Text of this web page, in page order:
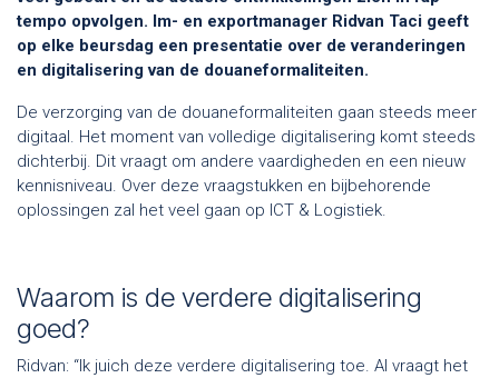
tempo opvolgen. Im- en exportmanager Ridvan Taci geeft
op elke beursdag een presentatie over de veranderingen
en digitalisering van de douaneformaliteiten.
De verzorging van de douaneformaliteiten gaan steeds meer
digitaal. Het moment van volledige digitalisering komt steeds
dichterbij. Dit vraagt om andere vaardigheden en een nieuw
kennisniveau. Over deze vraagstukken en bijbehorende
oplossingen zal het veel gaan op ICT & Logistiek.
Waarom is de verdere digitalisering
goed?
Ridvan: “Ik juich deze verdere digitalisering toe. Al vraagt het